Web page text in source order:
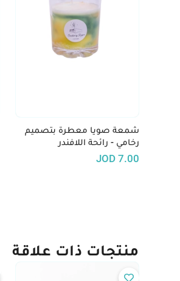
شمعة صويا معطرة بتصميم
رخامي - رائحة اللافندر
7.00
JOD
منتجات ذات علاقة